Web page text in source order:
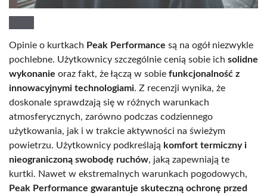
Opinie o kurtkach Peak Performance są na ogół niezwykle
pochlebne. Użytkownicy szczególnie cenią sobie ich solidne
wykonanie oraz fakt, że łączą w sobie funkcjonalność z
innowacyjnymi technologiami. Z recenzji wynika, że
doskonale sprawdzają się w różnych warunkach
atmosferycznych, zarówno podczas codziennego
użytkowania, jak i w trakcie aktywności na świeżym
powietrzu. Użytkownicy podkreślają komfort termiczny i
nieograniczoną swobodę ruchów, jaką zapewniają te
kurtki. Nawet w ekstremalnych warunkach pogodowych,
Peak Performance gwarantuje skuteczną ochronę przed